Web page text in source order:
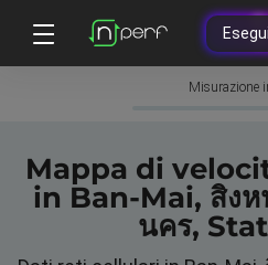
Misurazione
Mappa di
in Ban-Mai, สิงห
นคร,